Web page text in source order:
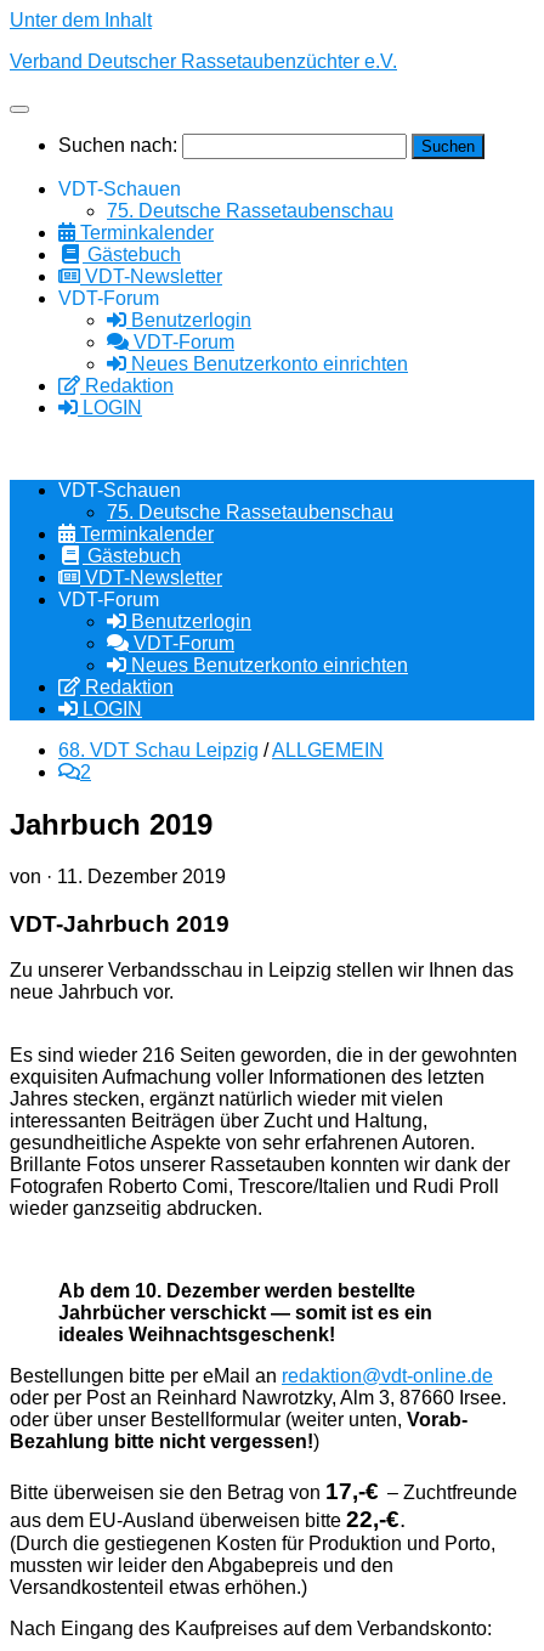
Unter dem Inhalt
Verband Deutscher Rassetaubenzüchter e.V.
Suchen nach:
VDT-Schauen
75. Deutsche Rassetaubenschau
Terminkalender
Gästebuch
VDT-Newsletter
VDT-Forum
Benutzerlogin
VDT-Forum
Neues Benutzerkonto einrichten
Redaktion
LOGIN
VDT-Schauen
75. Deutsche Rassetaubenschau
Terminkalender
Gästebuch
VDT-Newsletter
VDT-Forum
Benutzerlogin
VDT-Forum
Neues Benutzerkonto einrichten
Redaktion
LOGIN
68. VDT Schau Leipzig /ALLGEMEIN
2
Jahrbuch 2019
von · 11. Dezember 2019
VDT-Jahrbuch 2019
Zu unserer Verbandsschau in Leipzig stellen wir Ihnen das
neue Jahrbuch vor.
Es sind wieder 216 Seiten geworden, die in der gewohnten
exquisiten Aufmachung voller Informationen des letzten
Jahres stecken, ergänzt natürlich wieder mit vielen
interessanten Beiträgen über Zucht und Haltung,
gesundheitliche Aspekte von sehr erfahrenen Autoren.
Brillante Fotos unserer Rassetauben konnten wir dank der
Fotografen Roberto Comi, Trescore/Italien und Rudi Proll
wieder ganzseitig abdrucken.
Ab dem 10. Dezember werden bestellte
Jahrbücher verschickt — somit ist es ein
ideales Weihnachtsgeschenk!
Bestellungen bitte per eMail an redaktion@vdt-online.de
oder per Post an Reinhard Nawrotzky, Alm 3, 87660 Irsee.
oder über unser Bestellformular (weiter unten, Vorab-
Bezahlung bitte nicht vergessen!)
Bitte überweisen sie den Betrag von 17,-€ – Zuchtfreunde
aus dem EU-Ausland überweisen bitte 22,-€.
(Durch die gestiegenen Kosten für Produktion und Porto,
mussten wir leider den Abgabepreis und den
Versandkostenteil etwas erhöhen.)
Nach Eingang des Kaufpreises auf dem Verbandskonto: